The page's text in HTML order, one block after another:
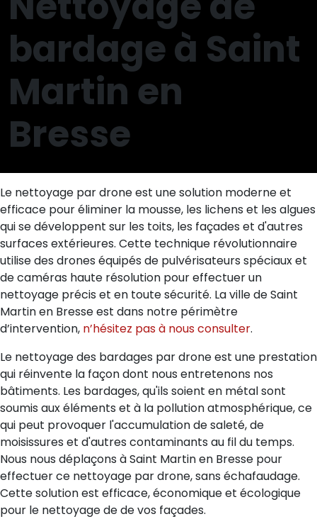
bardage à Saint
Martin en
Bresse
Le nettoyage par drone est une solution moderne et
efficace pour éliminer la mousse, les lichens et les algues
qui se développent sur les toits, les façades et d'autres
surfaces extérieures. Cette technique révolutionnaire
utilise des drones équipés de pulvérisateurs spéciaux et
de caméras haute résolution pour effectuer un
nettoyage précis et en toute sécurité. La ville de Saint
Martin en Bresse est dans notre périmètre
d’intervention, n’hésitez pas à nous consulter.
Le nettoyage des bardages par drone est une prestation
qui réinvente la façon dont nous entretenons nos
bâtiments. Les bardages, qu'ils soient en métal sont
soumis aux éléments et à la pollution atmosphérique, ce
qui peut provoquer l'accumulation de saleté, de
moisissures et d'autres contaminants au fil du temps.
Nous nous déplaçons à Saint Martin en Bresse pour
effectuer ce nettoyage par drone, sans échafaudage.
Cette solution est efficace, économique et écologique
pour le nettoyage de de vos façades.